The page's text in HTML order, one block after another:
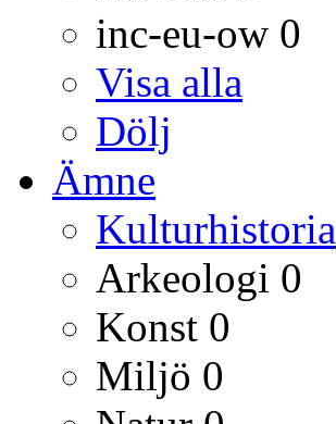
inc-eu-ow 0
Visa alla
Dölj
Ämne
Kulturhistoria
Arkeologi 0
Konst 0
Miljö 0